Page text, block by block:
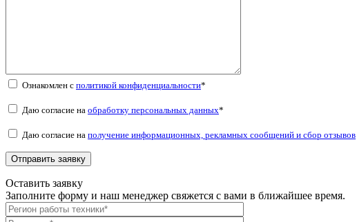
Ознакомлен с политикой конфиденциальности*
Даю согласие на обработку персональных данных*
Даю согласие на получение информационных, рекламных сообщений и сбор отзывов
Оставить заявку
Заполните форму и наш менеджер свяжется с вами в ближайшее время.